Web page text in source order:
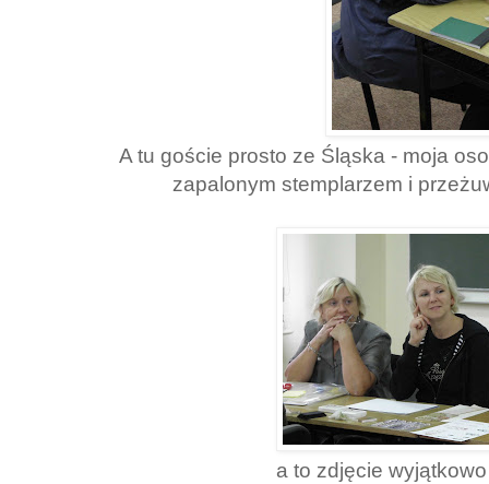
A tu goście prosto ze Śląska - moja
zapalonym stemplarzem i
a to zdjęcie